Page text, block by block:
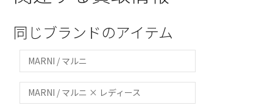
同じブランドのアイテム
MARNI / マルニ
MARNI / マルニ × レディース